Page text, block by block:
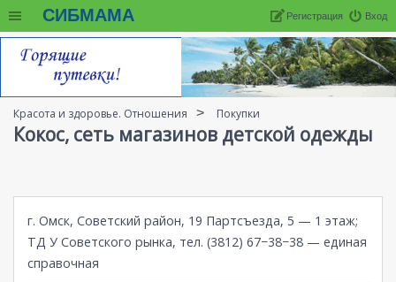
СИБМАМА Вход
Регистрация
Красота и здоровье. Отношения Покупки
Кокос, сеть магазинов детской одежды
г. Омск, Советский район, 19 Партсъезда, 5 — 1 этаж;
ТД У Советского рынка, тел. (3812) 67−38−38 — единая
справочная